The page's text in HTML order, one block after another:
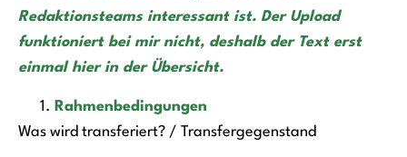
Redaktionsteams interessant ist. Der Upload
funktioniert bei mir nicht, deshalb der Text erst
einmal hier in der Übersicht.
Rahmenbedingungen
Was wird transferiert? / Transfergegenstand